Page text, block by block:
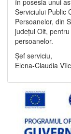
Serviciului Public
Persoanelor, din
județul Olt,
persoanelor.
Șef serviciu,
Elena-Claudia